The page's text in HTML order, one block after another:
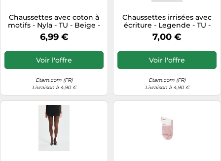
Tondeuses cheveux & barbe
Téléphonie
Téléviseurs
Télévision & vidéo
Électroménager
Chaussettes avec coton à
motifs - Nyla - TU - Beige -
Femme - Etam
6,99 €
Voir l'offre
Etam.com (FR)
Livraison à 4,90 €
Chaussettes irrisées avec
écriture - Legende - TU -
Grey - Femme - Etam
7,00 €
Voir l'offre
Etam.com (FR)
Livraison à 4,90 €